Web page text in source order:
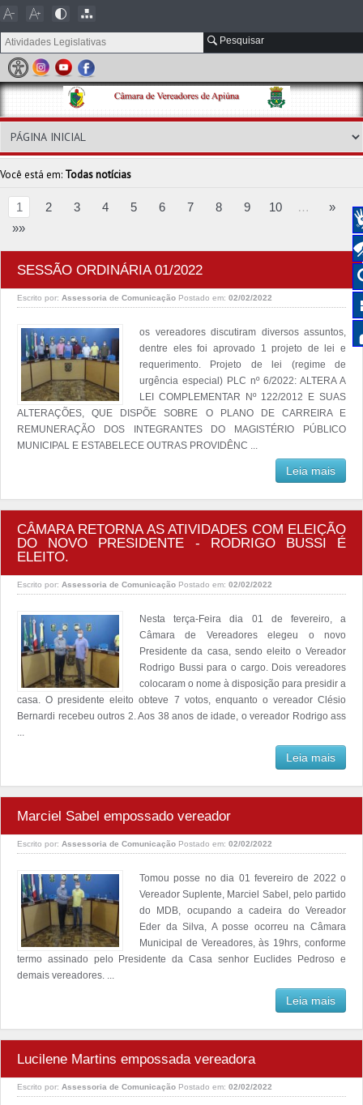
Pesquisar
Você está em: Todas notícias
1 2 3 4 5 6 7 8 9 10 …
»
»»
SESSÃO ORDINÁRIA 01/2022
Escrito por: Assessoria de Comunicação Postado em: 02/02/2022
os vereadores discutiram diversos assuntos,
dentre eles foi aprovado 1 projeto de lei e
requerimento. Projeto de lei (regime de
urgência especial) PLC nº 6/2022: ALTERA A
LEI COMPLEMENTAR Nº 122/2012 E SUAS
ALTERAÇÕES, QUE DISPÕE SOBRE O PLANO DE CARREIRA E
REMUNERAÇÃO DOS INTEGRANTES DO MAGISTÉRIO PÚBLICO
MUNICIPAL E ESTABELECE OUTRAS PROVIDÊNC ...
Leia mais
CÂMARA RETORNA AS ATIVIDADES COM ELEIÇÃO
DO NOVO PRESIDENTE - RODRIGO BUSSI É
ELEITO.
Escrito por: Assessoria de Comunicação Postado em: 02/02/2022
Nesta terça-Feira dia 01 de fevereiro, a
Câmara de Vereadores elegeu o novo
Presidente da casa, sendo eleito o Vereador
Rodrigo Bussi para o cargo. Dois vereadores
colocaram o nome à disposição para presidir a
casa. O presidente eleito obteve 7 votos, enquanto o vereador Clésio
Bernardi recebeu outros 2. Aos 38 anos de idade, o vereador Rodrigo ass
Leia mais
Marciel Sabel empossado vereador
Escrito por: Assessoria de Comunicação Postado em: 02/02/2022
Tomou posse no dia 01 fevereiro de 2022 o
Vereador Suplente, Marciel Sabel, pelo partido
do MDB, ocupando a cadeira do Vereador
Eder da Silva, A posse ocorreu na Câmara
Municipal de Vereadores, às 19hrs, conforme
termo assinado pelo Presidente da Casa senhor Euclides Pedroso e
demais vereadores. ...
Leia mais
Lucilene Martins empossada vereadora
Escrito por: Assessoria de Comunicação Postado em: 02/02/2022